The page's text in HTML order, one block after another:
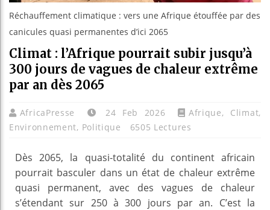
Réchauffement climatique : vers une Afrique étouffée par des
canicules quasi permanentes d’ici 2065
Climat : l’Afrique pourrait subir jusqu’à
300 jours de vagues de chaleur extrême
par an dès 2065
AfricaPresse 24 Feb 2026 Afrique, Climat,
Environnement, Politique 6505 Lectures
Dès 2065, la quasi-totalité du continent africain
pourrait basculer dans un état de chaleur extrême
quasi permanent, avec des vagues de chaleur
s’étendant sur 250 à 300 jours par an. C’est la